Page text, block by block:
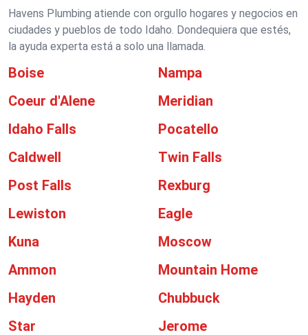
Havens Plumbing atiende con orgullo hogares y negocios en
ciudades y pueblos de todo Idaho. Dondequiera que estés,
la ayuda experta está a solo una llamada.
Boise
Nampa
Coeur d'Alene
Meridian
Idaho Falls
Pocatello
Caldwell
Twin Falls
Post Falls
Rexburg
Lewiston
Eagle
Kuna
Moscow
Ammon
Mountain Home
Hayden
Chubbuck
Star
Jerome